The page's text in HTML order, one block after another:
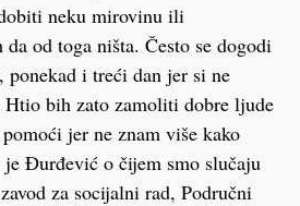
neku mirovinu ili
od toga ništa. Često se dogodi
ponekad i treći dan jer si ne
bih zato zamoliti dobre ljude
jer ne znam više kako
Đurđević o čijem smo slučaju
za socijalni rad, Područni